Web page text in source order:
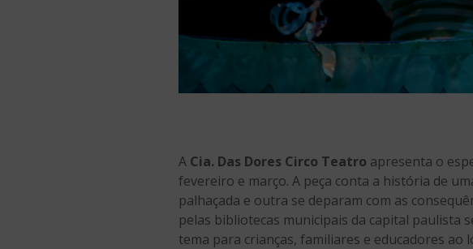
A Cia. Das Dores Circo Teatro apresenta o
fevereiro e março. A peça conta a história de
palhaçada e outra se deparam com as
pelas bibliotecas municipais da capital paulista
tema para crianças, familiares e educadores